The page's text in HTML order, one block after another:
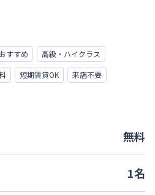
すすめ
高級・ハイクラス
短期賃貸OK
来店不要
無料
1名